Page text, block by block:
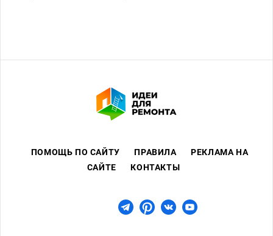
ПОМОЩЬ ПО САЙТУ ПРАВИЛА
РЕКЛАМА НА
САЙТЕ
КОНТАКТЫ